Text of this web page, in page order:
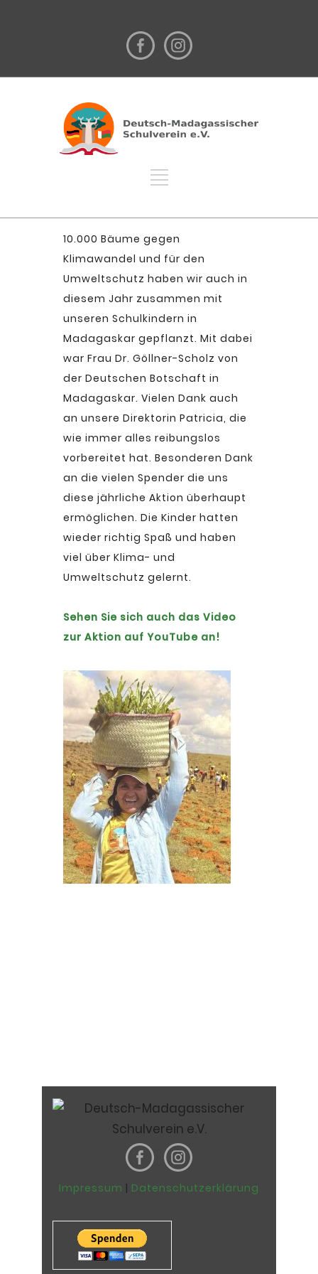
10.000 Bäume gegen
Klimawandel und für den
Umweltschutz haben wir auch in
diesem Jahr zusammen mit
unseren Schulkindern in
Madagaskar gepflanzt. Mit dabei
war Frau Dr. Göllner-Scholz von
der Deutschen Botschaft in
Madagaskar. Vielen Dank auch
an unsere Direktorin Patricia, die
wie immer alles reibungslos
vorbereitet hat. Besonderen Dank
an die vielen Spender die uns
diese jährliche Aktion überhaupt
ermöglichen. Die Kinder hatten
wieder richtig Spaß und haben
viel über Klima- und
Umweltschutz gelernt.
Sehen Sie sich auch das Video
zur Aktion auf YouTube an!
Impressum | Datenschutzerklärung